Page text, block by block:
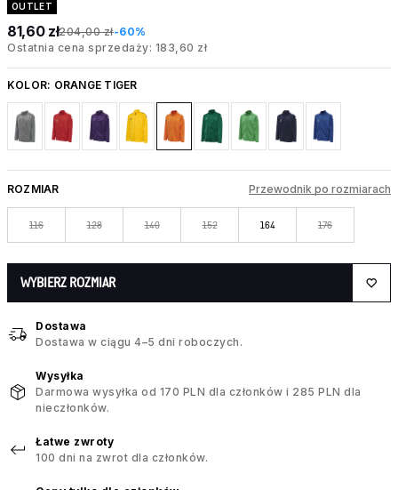
OUTLET
81,60 zł204,00 zł-60%
Ostatnia cena sprzedaży: 183,60 zł
KOLOR: ORANGE TIGER
ROZMIAR Przewodnik po rozmiarach
116 128 140 152 164 176
WYBIERZ ROZMIAR
Dostawa
Dostawa w ciągu 4–5 dni roboczych.
Wysyłka
Darmowa wysyłka od 170 PLN dla członków i 285 PLN dla
nieczłonków.
Łatwe zwroty
100 dni na zwrot dla członków.